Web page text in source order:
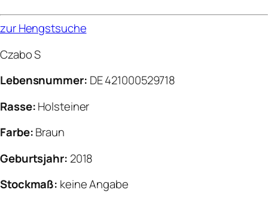
zur Hengstsuche
Czabo S
Lebensnummer: DE 421000529718
Rasse:Holsteiner
Farbe:Braun
Geburtsjahr: 2018
Stockmaß: keine Angabe